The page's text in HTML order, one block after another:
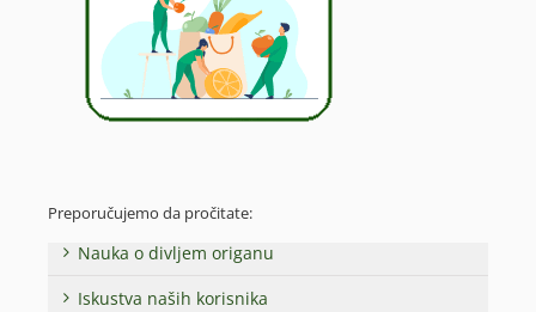
Preporučujemo da pročitate:
Nauka o divljem origanu
Iskustva naših korisnika